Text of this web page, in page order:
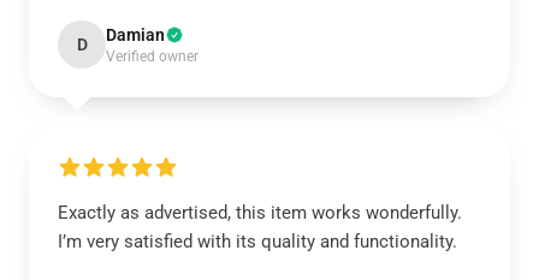
D Damian
Verified owner
Exactly as advertised, this item works wonderfully.
I’m very satisfied with its quality and functionality.